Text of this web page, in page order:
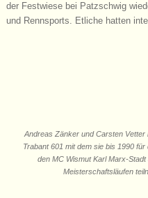
der Festwiese bei Patzschwig
und Rennsports. Etliche hatten
Andreas Zänker und Carsten Vetter
Trabant 601 mit dem sie bis 1990
den MC Wismut Karl Marx-
Meisterschaftsläufen